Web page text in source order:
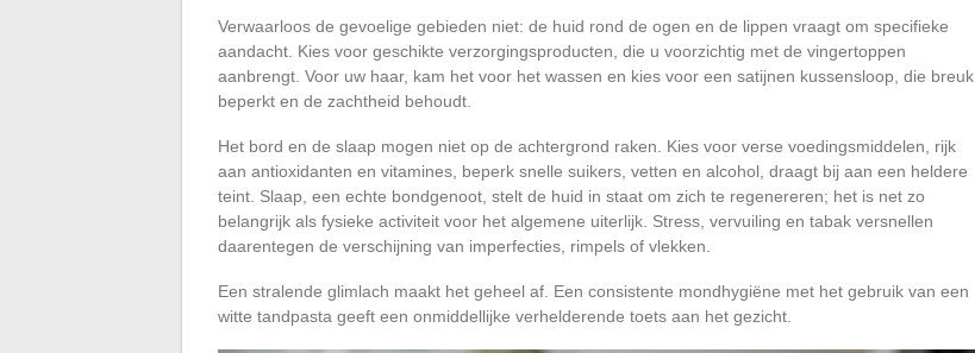
Verwaarloos de gevoelige gebieden niet: de huid rond de ogen en de lippen vraagt om specifieke
aandacht. Kies voor geschikte verzorgingsproducten, die u voorzichtig met de vingertoppen
aanbrengt. Voor uw haar, kam het voor het wassen en kies voor een satijnen kussensloop, die breuk
beperkt en de zachtheid behoudt.
Het bord en de slaap mogen niet op de achtergrond raken. Kies voor verse voedingsmiddelen, rijk
aan antioxidanten en vitamines, beperk snelle suikers, vetten en alcohol, draagt bij aan een heldere
teint. Slaap, een echte bondgenoot, stelt de huid in staat om zich te regenereren; het is net zo
belangrijk als fysieke activiteit voor het algemene uiterlijk. Stress, vervuiling en tabak versnellen
daarentegen de verschijning van imperfecties, rimpels of vlekken.
Een stralende glimlach maakt het geheel af. Een consistente mondhygiëne met het gebruik van een
witte tandpasta geeft een onmiddellijke verhelderende toets aan het gezicht.